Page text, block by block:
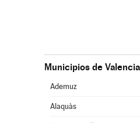
Municipios de
Ademuz
Alaquàs